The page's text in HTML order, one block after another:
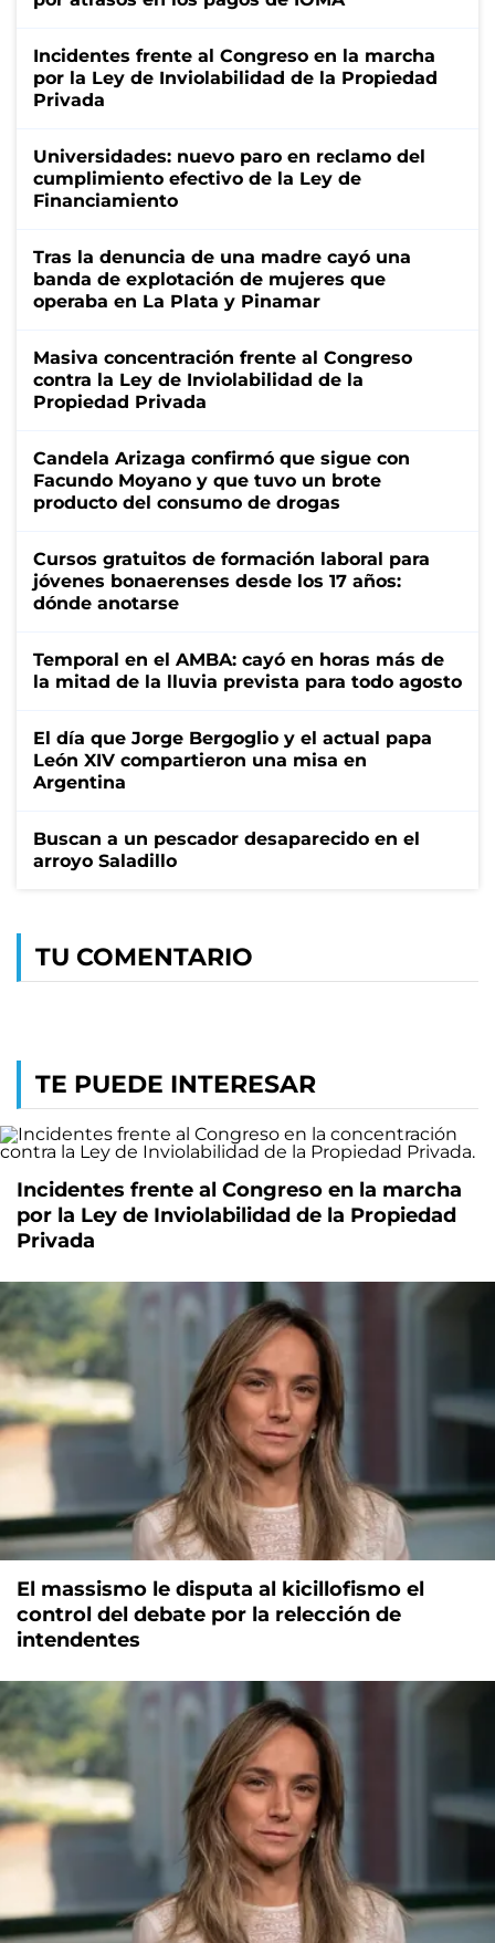
Incidentes frente al Congreso en la marcha
por la Ley de Inviolabilidad de la Propiedad
Privada
Universidades: nuevo paro en reclamo del
cumplimiento efectivo de la Ley de
Financiamiento
Tras la denuncia de una madre cayó una
banda de explotación de mujeres que
operaba en La Plata y Pinamar
Masiva concentración frente al Congreso
contra la Ley de Inviolabilidad de la
Propiedad Privada
Candela Arizaga confirmó que sigue con
Facundo Moyano y que tuvo un brote
producto del consumo de drogas
Cursos gratuitos de formación laboral para
jóvenes bonaerenses desde los 17 años:
dónde anotarse
Temporal en el AMBA: cayó en horas más de
la mitad de la lluvia prevista para todo agosto
El día que Jorge Bergoglio y el actual papa
León XIV compartieron una misa en
Argentina
Buscan a un pescador desaparecido en el
arroyo Saladillo
TU COMENTARIO
TE PUEDE INTERESAR
Incidentes frente al Congreso en la marcha
por la Ley de Inviolabilidad de la Propiedad
Privada
El massismo le disputa al kicillofismo el
control del debate por la relección de
intendentes